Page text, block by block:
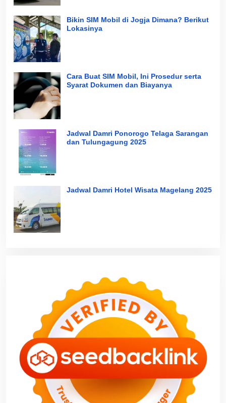
Bikin SIM Mobil di Jogja Dimana? Berikut
Lokasinya
Cara Buat SIM Mobil, Ini Prosedur serta
Syarat Dokumen dan Biayanya
Jadwal Damri Ponorogo Telaga Sarangan
dan Tulungagung 2025
Jadwal Damri Hotel Wisata Magelang 2025